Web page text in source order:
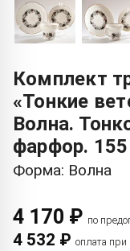
Комплект
«Тонкие
Волна.
фарфор.
Форма: Волна
4 170 ₽ по
4 532 ₽ оплата при